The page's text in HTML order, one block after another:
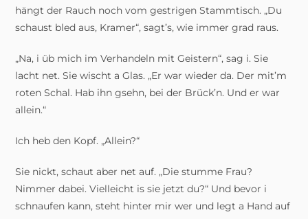
hängt der Rauch noch vom gestrigen Stammtisch. „Du
schaust bled aus, Kramer“, sagt’s, wie immer grad raus.
„Na, i üb mich im Verhandeln mit Geistern“, sag i. Sie
lacht net. Sie wischt a Glas. „Er war wieder da. Der mit’m
roten Schal. Hab ihn gsehn, bei der Brück’n. Und er war
allein.“
Ich heb den Kopf. „Allein?“
Sie nickt, schaut aber net auf. „Die stumme Frau?
Nimmer dabei. Vielleicht is sie jetzt du?“ Und bevor i
schnaufen kann, steht hinter mir wer und legt a Hand auf